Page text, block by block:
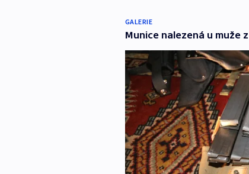
GALERIE
Munice nalezená u muže